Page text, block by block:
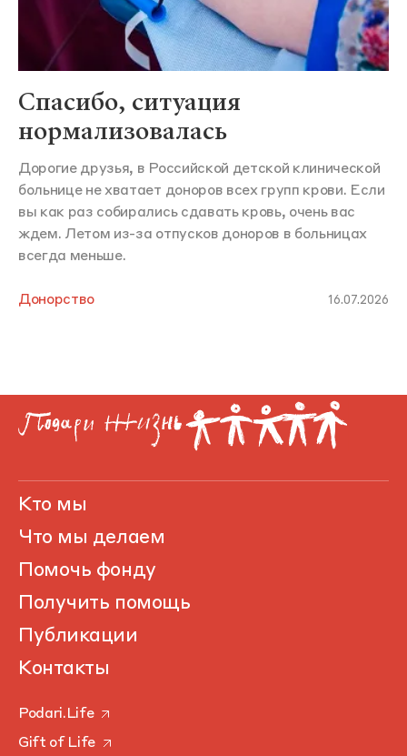
Спасибо, ситуация
нормализовалась
Дорогие друзья, в Российской детской клинической
больнице не хватает доноров всех групп крови. Если
вы как раз собирались сдавать кровь, очень вас
ждем. Летом из-за отпусков доноров в больницах
всегда меньше.
Донорство 16.07.2026
Кто мы
Что мы делаем
Помочь фонду
Получить помощь
Публикации
Контакты
Podari.Life
Gift of Life